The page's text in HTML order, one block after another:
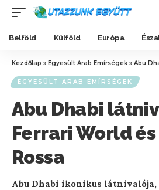
Belföld Külföld Európa
Kezdőlap » Egyesült Arab Emírségek » Abu Dhabi
EGYESÜLT ARAB EMÍRSÉGEK
Abu Dhabi
Ferrari World
Rossa
Abu Dhabi ikonikus